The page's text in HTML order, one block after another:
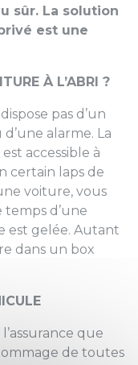
sûr. La solution
est une
À L’ABRI ?
pas d’un
alarme. La
accessible à
certain laps de
voiture, vous
temps d’une
est gelée. Autant
dans un box
que
de toutes